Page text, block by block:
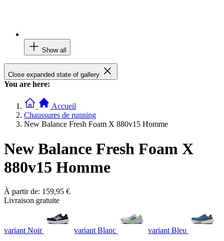
Show all
Close expanded state of gallery
You are here:
Accueil
Chaussures de running
New Balance Fresh Foam X 880v15 Homme
New Balance Fresh Foam X
880v15 Homme
À partir de: 159,95 €
Livraison gratuite
variant Noir variant Blanc variant Bleu